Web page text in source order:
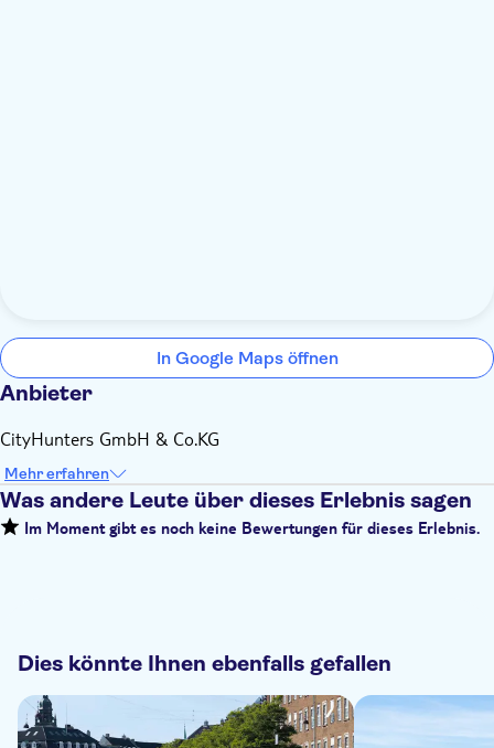
In Google Maps öffnen
Anbieter
CityHunters GmbH & Co.KG
Mehr erfahren
Was andere Leute über dieses Erlebnis sagen
Im Moment gibt es noch keine Bewertungen für dieses Erlebnis.
Dies könnte Ihnen ebenfalls gefallen